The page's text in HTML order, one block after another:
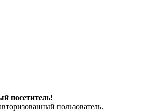
посетитель!
пользователь.